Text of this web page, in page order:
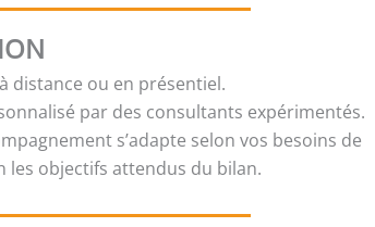
distance ou en présentiel.
par des consultants expérimentés.
s’adapte selon vos besoins de
les objectifs attendus du bilan.